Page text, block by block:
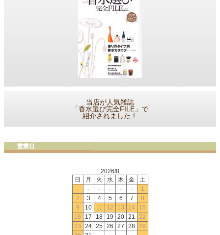
当店が人気雑誌
「香水選び完全FILE」で
紹介されました！
2026/8
日
月 火 水 木 金
土
-
- - - - -
1
2
3 4 5 6 7
8
9
10 11 12 13 14
15
16
17 18 19 20 21
22
23
24 25 26 27 28
29